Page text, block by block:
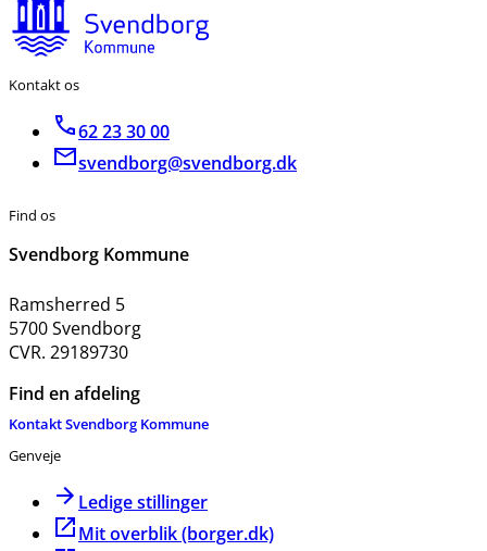
Kontakt os
62 23 30 00
svendborg@svendborg.dk
Find os
Svendborg Kommune
Ramsherred 5
5700 Svendborg
CVR. 29189730
Find en afdeling
Kontakt Svendborg Kommune
Genveje
Ledige stillinger
Mit overblik (borger.dk)